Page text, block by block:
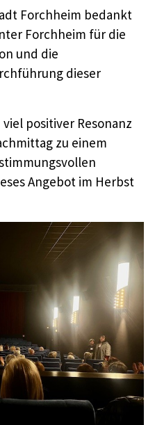
Forchheim bedankt
Forchheim für die
und die
dieser
positiver Resonanz
zu einem
Angebot im Herbst